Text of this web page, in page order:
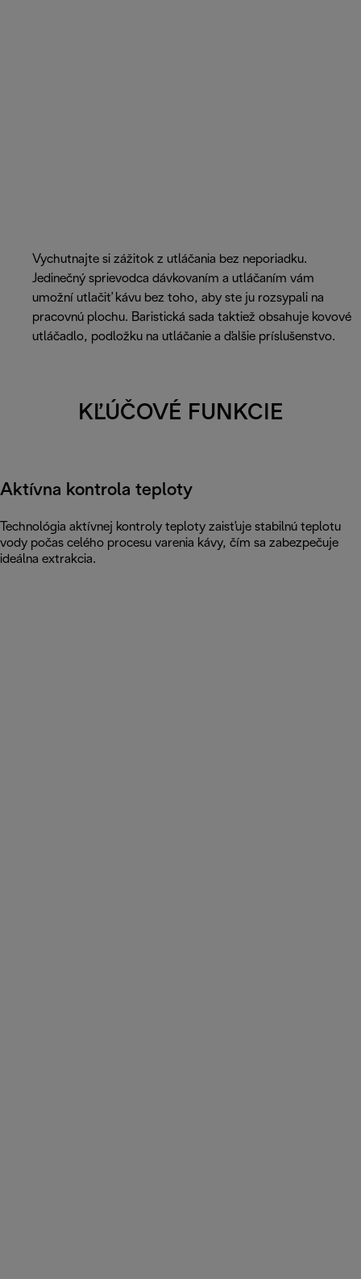
Vychutnajte si zážitok z utláčania bez neporiadku.
Jedinečný sprievodca dávkovaním a utláčaním vám
umožní utlačiť kávu bez toho, aby ste ju rozsypali na
pracovnú plochu. Baristická sada taktiež obsahuje kovové
utláčadlo, podložku na utláčanie a ďalšie príslušenstvo.
KĽÚČOVÉ FUNKCIE
Aktívna kontrola teploty
Technológia aktívnej kontroly teploty zaisťuje stabilnú teplotu
vody počas celého procesu varenia kávy, čím sa zabezpečuje
ideálna extrakcia.